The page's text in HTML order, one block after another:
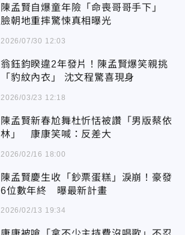
陳孟賢自爆童年險「命喪哥哥手下」
臉朝地重摔驚悚真相曝光
2026/07/30 12:03
翁鈺鈞睽違2年發片！陳孟賢爆笑親挑
「豹紋內衣」 沈文程驚喜現身
2026/03/23 12:18
陳孟賢新春尬舞杜忻恬被讚「男版蔡依
林」 康康笑喊：反差大
2026/02/16 18:00
陳孟賢慶生收「鈔票蛋糕」淚崩！豪發
6位數年終 曝最新計畫
2026/02/13 19:34